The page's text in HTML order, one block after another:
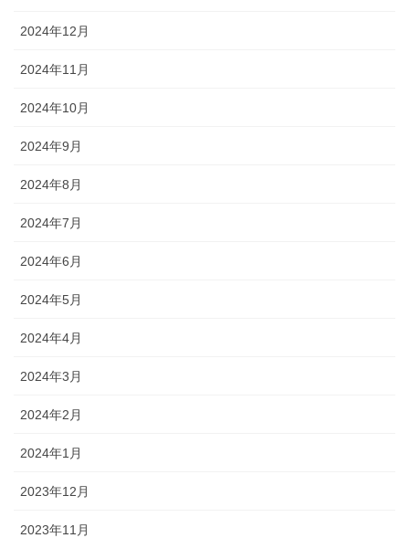
2024年12月
2024年11月
2024年10月
2024年9月
2024年8月
2024年7月
2024年6月
2024年5月
2024年4月
2024年3月
2024年2月
2024年1月
2023年12月
2023年11月